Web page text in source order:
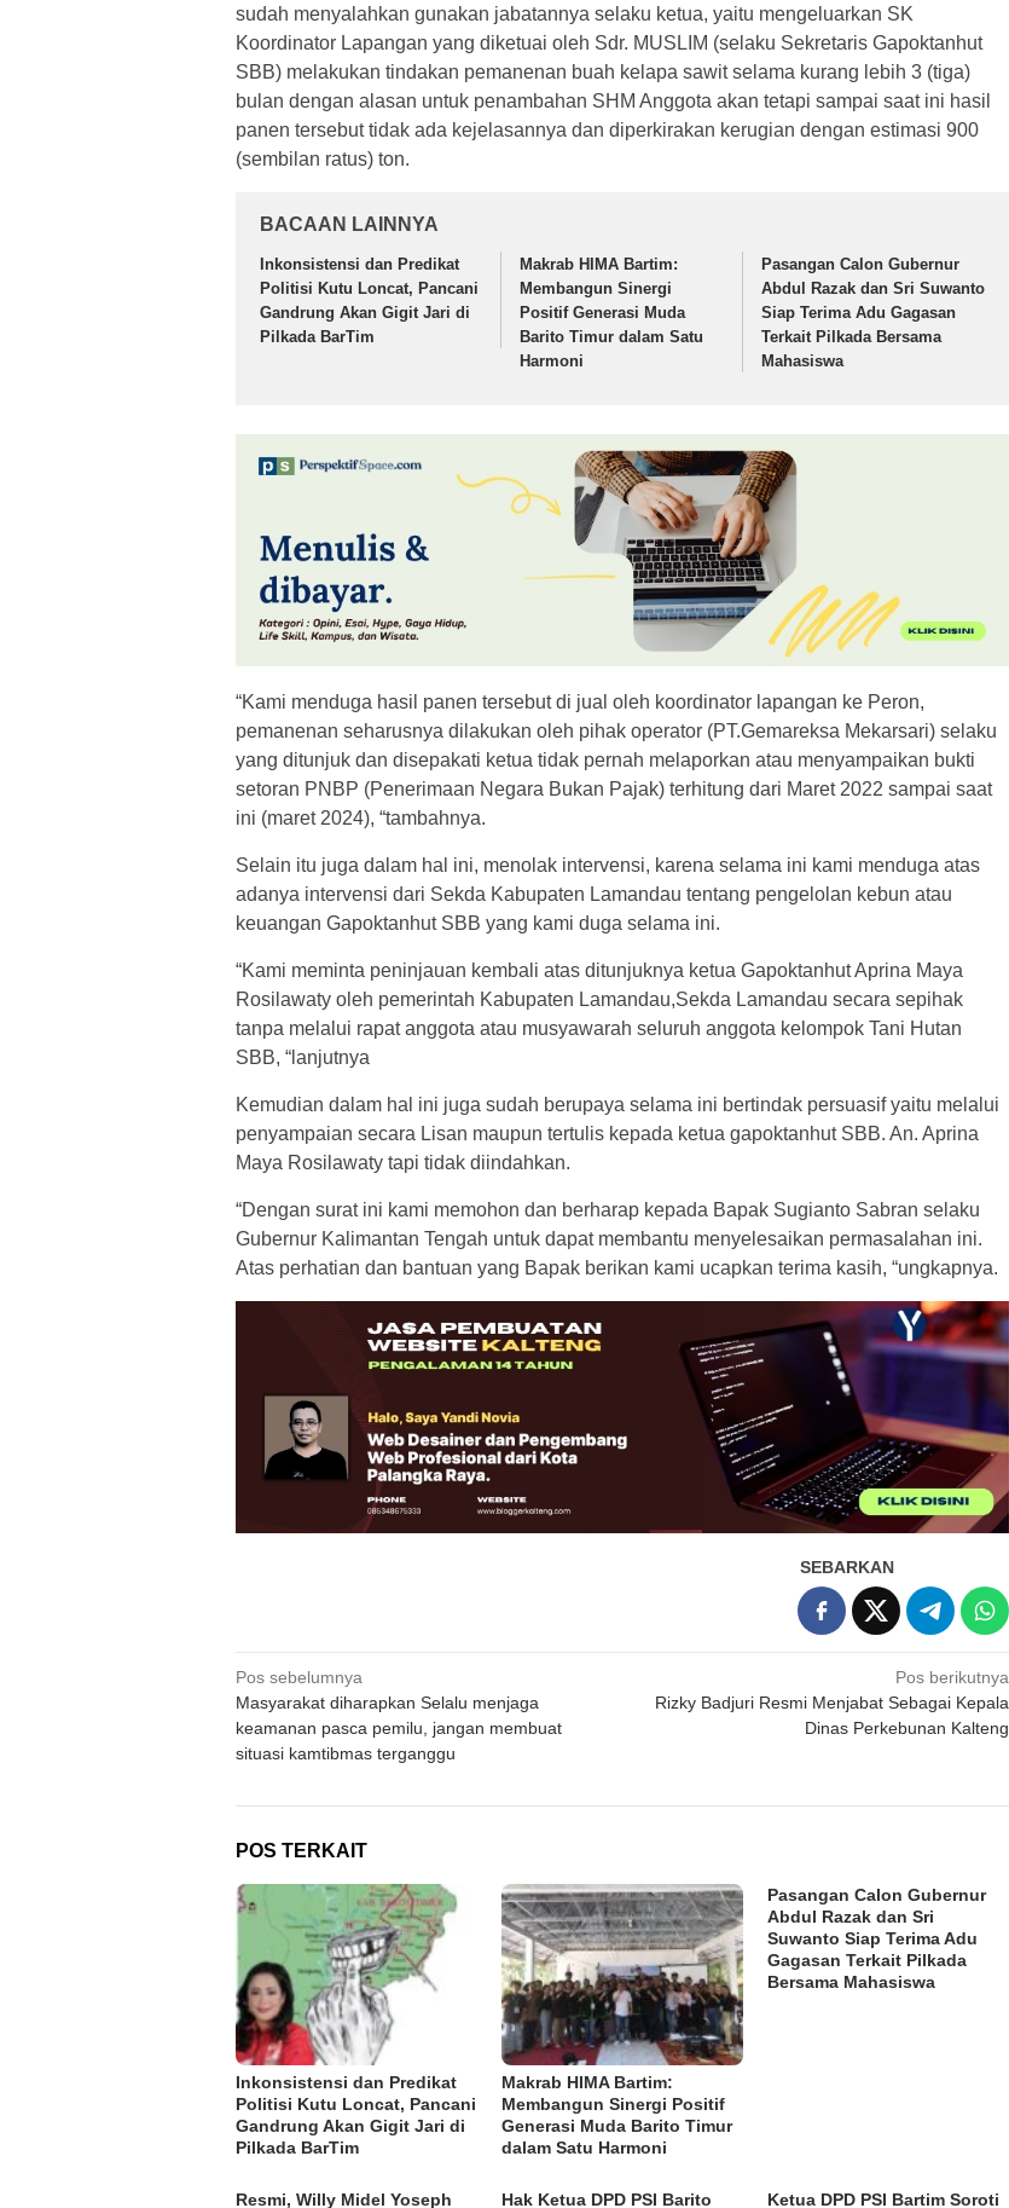
sudah menyalahkan gunakan jabatannya selaku ketua, yaitu mengeluarkan SK
Koordinator Lapangan yang diketuai oleh Sdr. MUSLIM (selaku Sekretaris Gapoktanhut
SBB) melakukan tindakan pemanenan buah kelapa sawit selama kurang lebih 3 (tiga)
bulan dengan alasan untuk penambahan SHM Anggota akan tetapi sampai saat ini hasil
panen tersebut tidak ada kejelasannya dan diperkirakan kerugian dengan estimasi 900
(sembilan ratus) ton.
BACAAN LAINNYA
Inkonsistensi dan Predikat
Politisi Kutu Loncat, Pancani
Gandrung Akan Gigit Jari di
Pilkada BarTim
Makrab HIMA Bartim:
Membangun Sinergi
Positif Generasi Muda
Barito Timur dalam Satu
Harmoni
Pasangan Calon Gubernur
Abdul Razak dan Sri Suwanto
Siap Terima Adu Gagasan
Terkait Pilkada Bersama
Mahasiswa
“Kami menduga hasil panen tersebut di jual oleh koordinator lapangan ke Peron,
pemanenan seharusnya dilakukan oleh pihak operator (PT.Gemareksa Mekarsari) selaku
yang ditunjuk dan disepakati ketua tidak pernah melaporkan atau menyampaikan bukti
setoran PNBP (Penerimaan Negara Bukan Pajak) terhitung dari Maret 2022 sampai saat
ini (maret 2024), “tambahnya.
Selain itu juga dalam hal ini, menolak intervensi, karena selama ini kami menduga atas
adanya intervensi dari Sekda Kabupaten Lamandau tentang pengelolan kebun atau
keuangan Gapoktanhut SBB yang kami duga selama ini.
“Kami meminta peninjauan kembali atas ditunjuknya ketua Gapoktanhut Aprina Maya
Rosilawaty oleh pemerintah Kabupaten Lamandau,Sekda Lamandau secara sepihak
tanpa melalui rapat anggota atau musyawarah seluruh anggota kelompok Tani Hutan
SBB, “lanjutnya
Kemudian dalam hal ini juga sudah berupaya selama ini bertindak persuasif yaitu melalui
penyampaian secara Lisan maupun tertulis kepada ketua gapoktanhut SBB. An. Aprina
Maya Rosilawaty tapi tidak diindahkan.
“Dengan surat ini kami memohon dan berharap kepada Bapak Sugianto Sabran selaku
Gubernur Kalimantan Tengah untuk dapat membantu menyelesaikan permasalahan ini.
Atas perhatian dan bantuan yang Bapak berikan kami ucapkan terima kasih, “ungkapnya.
SEBARKAN
Navigasi
pos
Pos sebelumnya
Masyarakat diharapkan Selalu menjaga
keamanan pasca pemilu, jangan membuat
situasi kamtibmas terganggu
Pos berikutnya
Rizky Badjuri Resmi Menjabat Sebagai Kepala
Dinas Perkebunan Kalteng
POS TERKAIT
Inkonsistensi dan Predikat
Politisi Kutu Loncat, Pancani
Gandrung Akan Gigit Jari di
Pilkada BarTim
Makrab HIMA Bartim:
Membangun Sinergi Positif
Generasi Muda Barito Timur
dalam Satu Harmoni
Pasangan Calon Gubernur
Abdul Razak dan Sri
Suwanto Siap Terima Adu
Gagasan Terkait Pilkada
Bersama Mahasiswa
Resmi, Willy Midel Yoseph Hak Ketua DPD PSI Barito Ketua DPD PSI Bartim Soroti